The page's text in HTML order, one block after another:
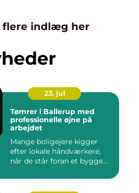
flere indlæg her
23. jul
Tømrer i Ballerup med
professionelle øjne på
arbejdet
Mange boligejere kigger
efter lokale håndværkere,
når de står foran et bygge...